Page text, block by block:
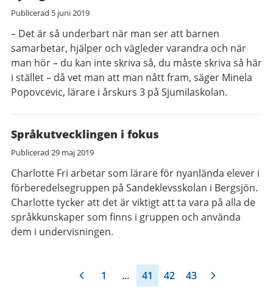
Publicerad 5 juni 2019
– Det är så underbart när man ser att barnen
samarbetar, hjälper och vägleder varandra och när
man hör – du kan inte skriva så, du måste skriva så här
i stället – då vet man att man nått fram, säger Minela
Popovcevic, lärare i årskurs 3 på Sjumilaskolan.
Språkutvecklingen i fokus
Publicerad 29 maj 2019
Charlotte Fri arbetar som lärare för nyanlända elever i
förberedelsegruppen på Sandeklevsskolan i Bergsjön.
Charlotte tycker att det är viktigt att ta vara på alla de
språkkunskaper som finns i gruppen och använda
dem i undervisningen.
1 ... 41 42 43